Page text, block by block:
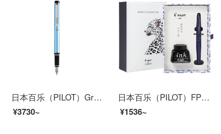
日本百乐（PILOT）Grance格兰斯钢笔 商务办公书写练字笔 钢笔礼盒装 FGRC-8SR F尖 天空蓝
¥3730~
日本百乐（PILOT）FPMR2钢笔签字笔礼盒墨水套装 88G钢笔学生书法练字办公 野性气息 紫色豹纹F尖
¥1536~